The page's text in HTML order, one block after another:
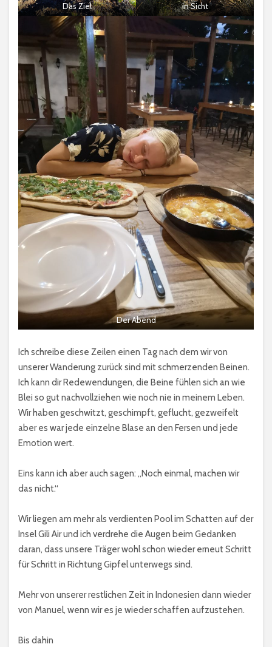
Das Ziel in Sicht
Der Abend
Ich schreibe diese Zeilen einen Tag nach dem wir von
unserer Wanderung zurück sind mit schmerzenden Beinen.
Ich kann dir Redewendungen, die Beine fühlen sich an wie
Blei so gut nachvollziehen wie noch nie in meinem Leben.
Wir haben geschwitzt, geschimpft, geflucht, gezweifelt
aber es war jede einzelne Blase an den Fersen und jede
Emotion wert.
Eins kann ich aber auch sagen: „Noch einmal, machen wir
das nicht.“
Wir liegen am mehr als verdienten Pool im Schatten auf der
Insel Gili Air und ich verdrehe die Augen beim Gedanken
daran, dass unsere Träger wohl schon wieder erneut Schritt
für Schritt in Richtung Gipfel unterwegs sind.
Mehr von unserer restlichen Zeit in Indonesien dann wieder
von Manuel, wenn wir es je wieder schaffen aufzustehen.
Bis dahin